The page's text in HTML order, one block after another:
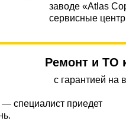
заводе «Atlas
сервисные
Ремонт и ТО
с гарантией на
специалист приедет